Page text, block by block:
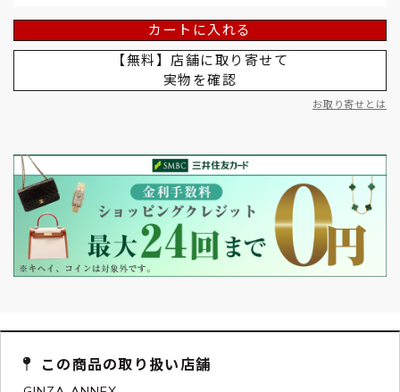
カートに入れる
【無料】店舗に取り寄せて
実物を確認
お取り寄せとは
この商品の取り扱い店舗